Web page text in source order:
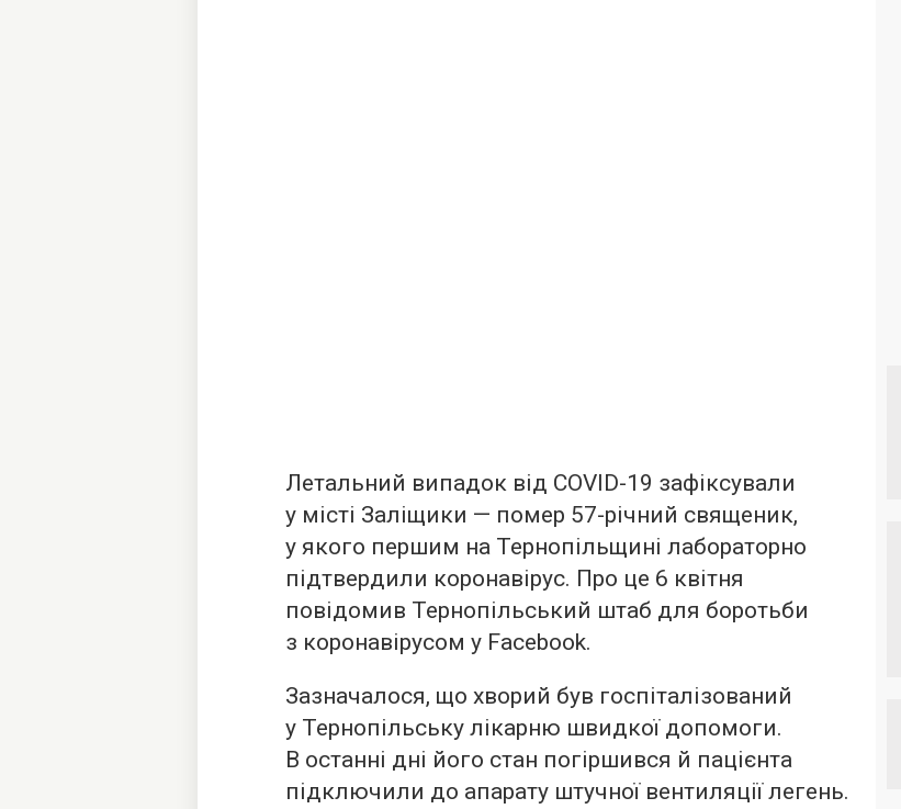
Летальний випадок від COVID-19 зафіксували
у місті Заліщики — помер 57-річний священик,
у якого першим на Тернопільщині лабораторно
підтвердили коронавірус. Про це 6 квітня
повідомив Тернопільський штаб для боротьби
з коронавірусом у Facebook.
Зазначалося, що хворий був госпіталізований
у Тернопільську лікарню швидкої допомоги.
В останні дні його стан погіршився й пацієнта
підключили до апарату штучної вентиляції легень.